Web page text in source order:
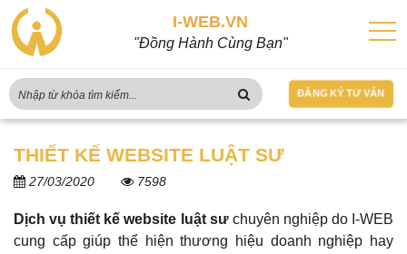
I-WEB.VN
"Đồng Hành Cùng Bạn"
ĐĂNG KÝ TƯ VẤN
THIẾT KẾ WEBSITE LUẬT SƯ
27/03/2020 7598
Dịch vụ thiết kế website luật sưchuyên nghiệp do I-WEB
cung cấp giúp thể hiện thương hiệu doanh nghiệp hay